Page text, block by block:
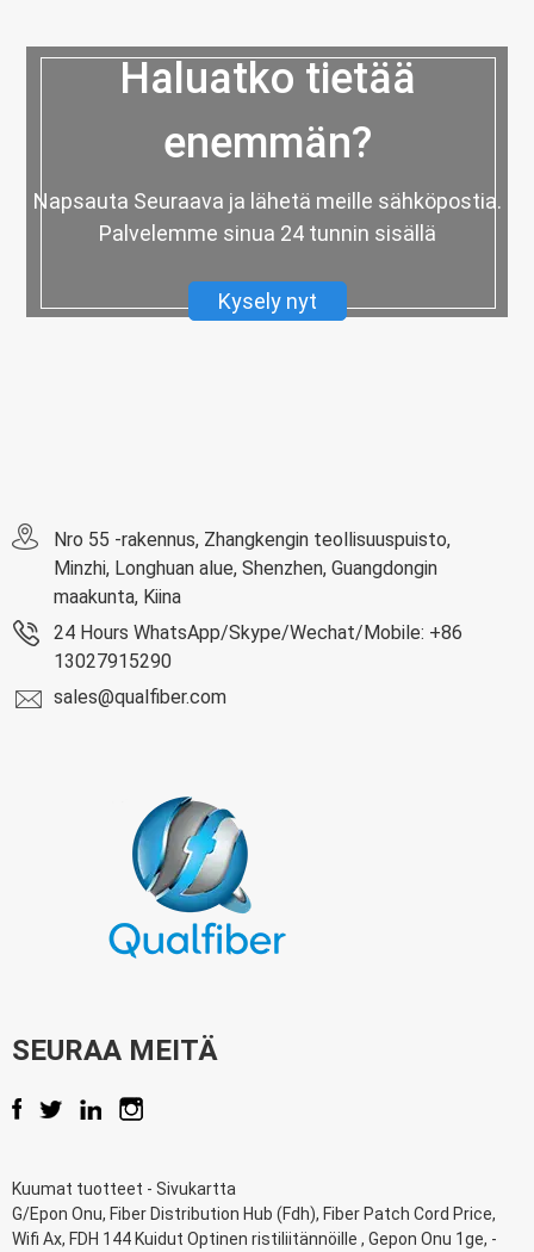
Haluatko tietää
enemmän?
Napsauta Seuraava ja lähetä meille sähköpostia.
Palvelemme sinua 24 tunnin sisällä
Kysely nyt
Nro 55 -rakennus, Zhangkengin teollisuuspuisto,
Minzhi, Longhuan alue, Shenzhen, Guangdongin
maakunta, Kiina
24 Hours WhatsApp/Skype/Wechat/Mobile: +86
13027915290
sales@qualfiber.com
SEURAA MEITÄ
Kuumat tuotteet - Sivukartta
G/Epon Onu, Fiber Distribution Hub (Fdh), Fiber Patch Cord Price,
Wifi Ax, FDH 144 Kuidut Optinen ristiliitännöille , Gepon Onu 1ge, -